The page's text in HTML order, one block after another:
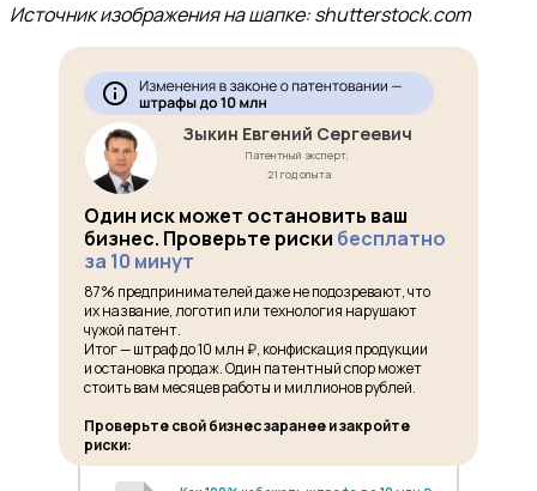
Источник изображения на шапке: shutterstock.com
Зыкин Евгений Сергеевич
Патентный эксперт,
21 год опыта
Один иск может остановить ваш
бизнес. Проверьте риски бесплатно
за 10 минут
87% предпринимателей даже не подозревают, что
их название, логотип или технология нарушают
чужой патент.
Итог — штраф до 10 млн ₽, конфискация продукции
и остановка продаж. Один патентный спор может
стоить вам месяцев работы и миллионов рублей.
Проверьте свой бизнес заранее и закройте
риски: